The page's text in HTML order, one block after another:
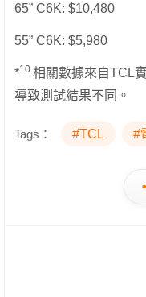
65” C6K: $10,480
55” C6K: $5,980
*10 相關數據來自TCL
導致測試結果不同。
Tags： #TCL #